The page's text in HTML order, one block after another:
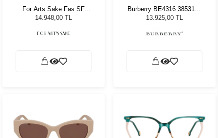
For Arts Sake Fas SF
021WH Kadın Güneş
14.948,00 TL
Burberry BE4316 385311 -
54 Kadın Güneş Gözlüğü
13.925,00 TL